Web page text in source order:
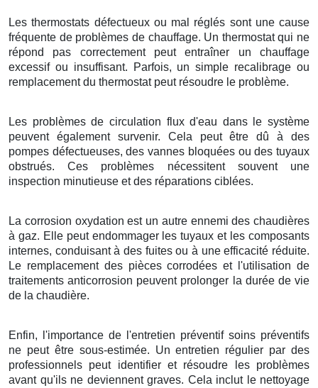
Les thermostats défectueux ou mal réglés sont une cause
fréquente de problèmes de chauffage. Un thermostat qui ne
répond pas correctement peut entraîner un chauffage
excessif ou insuffisant. Parfois, un simple recalibrage ou
remplacement du thermostat peut résoudre le problème.
Les problèmes de circulation flux d'eau dans le système
peuvent également survenir. Cela peut être dû à des
pompes défectueuses, des vannes bloquées ou des tuyaux
obstrués. Ces problèmes nécessitent souvent une
inspection minutieuse et des réparations ciblées.
La corrosion oxydation est un autre ennemi des chaudières
à gaz. Elle peut endommager les tuyaux et les composants
internes, conduisant à des fuites ou à une efficacité réduite.
Le remplacement des pièces corrodées et l'utilisation de
traitements anticorrosion peuvent prolonger la durée de vie
de la chaudière.
Enfin, l'importance de l'entretien préventif soins préventifs
ne peut être sous-estimée. Un entretien régulier par des
professionnels peut identifier et résoudre les problèmes
avant qu'ils ne deviennent graves. Cela inclut le nettoyage